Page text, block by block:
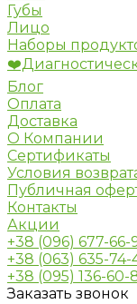
Губы
Лицо
Наборы
Блог
Оплата
Доставка
О Компании
Сертификаты
Условия
Публичная
Контакты
Акции
+38 (096) 677-66-
+38 (063) 635-74-
+38 (095) 136-60-
Заказать звонок